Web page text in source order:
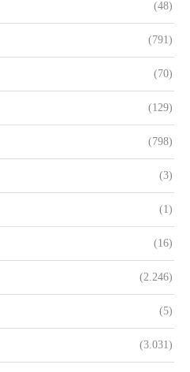
(48)
(791)
(70)
(129)
(798)
(3)
(1)
(16)
(2.246)
(5)
(3.031)